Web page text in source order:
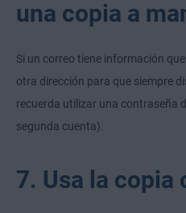
una copia a
Si un correo tiene información
otra dirección para que siempre
recuerda utilizar una contraseña
segunda cuenta).
7. Usa la copia